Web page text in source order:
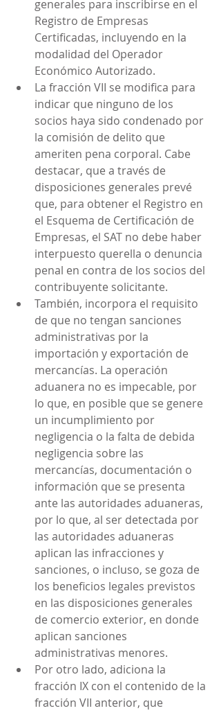
generales para inscribirse en el
Registro de Empresas
Certificadas, incluyendo en la
modalidad del Operador
Económico Autorizado.
La fracción VII se modifica para
indicar que ninguno de los
socios haya sido condenado por
la comisión de delito que
ameriten pena corporal. Cabe
destacar, que a través de
disposiciones generales prevé
que, para obtener el Registro en
el Esquema de Certificación de
Empresas, el SAT no debe haber
interpuesto querella o denuncia
penal en contra de los socios del
contribuyente solicitante.
También, incorpora el requisito
de que no tengan sanciones
administrativas por la
importación y exportación de
mercancías. La operación
aduanera no es impecable, por
lo que, en posible que se genere
un incumplimiento por
negligencia o la falta de debida
negligencia sobre las
mercancías, documentación o
información que se presenta
ante las autoridades aduaneras,
por lo que, al ser detectada por
las autoridades aduaneras
aplican las infracciones y
sanciones, o incluso, se goza de
los beneficios legales previstos
en las disposiciones generales
de comercio exterior, en donde
aplican sanciones
administrativas menores.
Por otro lado, adiciona la
fracción IX con el contenido de la
fracción VII anterior, que